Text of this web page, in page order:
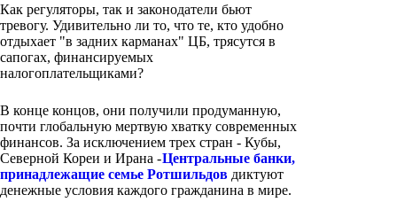
Как регуляторы, так и законодатели бьют
тревогу. Удивительно ли то, что те, кто удобно
отдыхает "в задних карманах" ЦБ, трясутся в
сапогах, финансируемых
налогоплательщиками?
В конце концов, они получили продуманную,
почти глобальную мертвую хватку современных
финансов. За исключением трех стран - Кубы,
Северной Кореи и Ирана -Центральные банки,
принадлежащие семье Ротшильдов диктуют
денежные условия каждого гражданина в мире.